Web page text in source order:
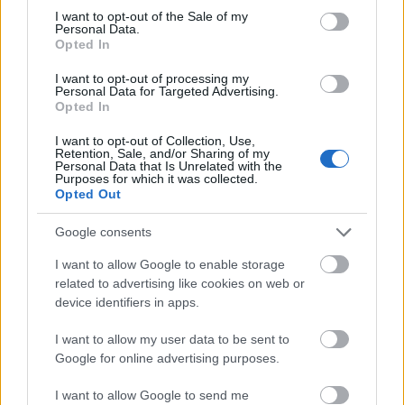
consent section.
I want to opt-out of the Sale of my
Personal Data.
Opted In
I want to opt-out of processing my
Personal Data for Targeted Advertising.
Opted In
I want to opt-out of Collection, Use,
Retention, Sale, and/or Sharing of my
Personal Data that Is Unrelated with the
Purposes for which it was collected.
Opted Out
Google consents
I want to allow Google to enable storage
related to advertising like cookies on web or
device identifiers in apps.
I want to allow my user data to be sent to
Google for online advertising purposes.
I want to allow Google to send me
Το πιο περίπλοκο ρολόι-«λαβύρινθος» στον κόσμο:
Διαθέτει 63 επιπλέον λειτουργίες (vid)
«Φαέθων»: Εισέρχεται σε φάση υλοποίησης το
πρωτοποριακό mega φωτοβολταϊκό στο Δομοκό
Η «μπαταρία» του βυθού: Το φιλόδοξο σχέδιο με
δεξαμενή 20 εκατ. λίτρων κάτω από τη θάλασσα
Για να προσθέσεις το σχόλιο
σου πρέπει να συνδεθείς
στο my gazzetta!
Εγγραφή Σύνδεση